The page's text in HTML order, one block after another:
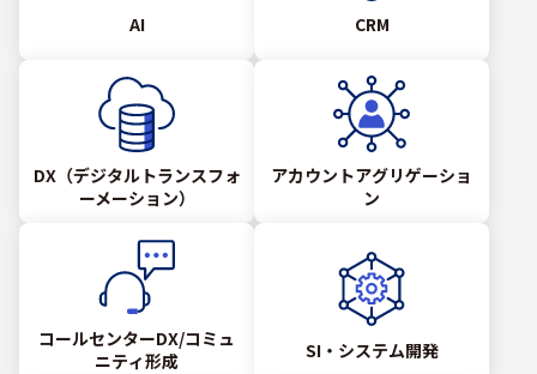
AI CRM
DX（デジタルトランスフォ
ーメーション）
アカウントアグリゲーショ
ン
コールセンターDX/コミュ
ニティ形成
SI・システム開発